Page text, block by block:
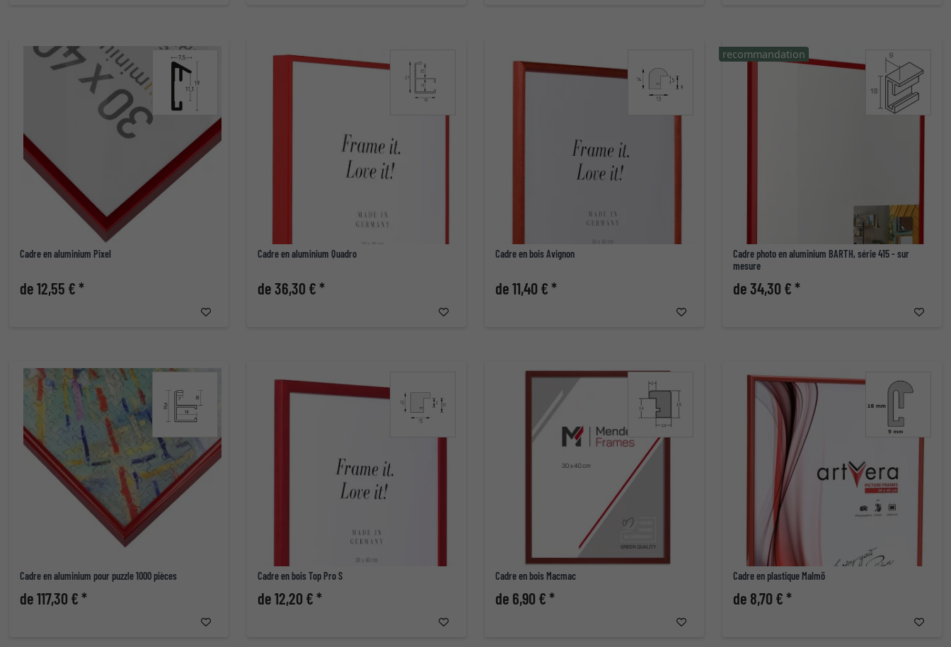
Cadre en aluminium Pixel
de 12,55 € *
Cadre en aluminium Quadro
de 36,30 € *
Cadre en bois Avignon
de 11,40 € *
Cadre photo en aluminium BARTH, série 415 - sur
mesure
de 34,30 € *
recommandation
Cadre en aluminium pour puzzle 1000 pièces
de 117,30 € *
Cadre en bois Top Pro S
de 12,20 € *
Cadre en bois Macmac
de 6,90 € *
Cadre en plastique Malmö
de 8,70 € *